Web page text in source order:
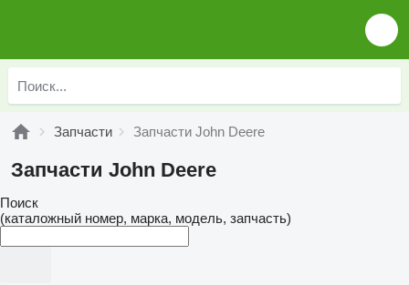
Запчасти Запчасти John Deere
Запчасти John Deere
Поиск
(каталожный номер, марка, модель, запчасть)